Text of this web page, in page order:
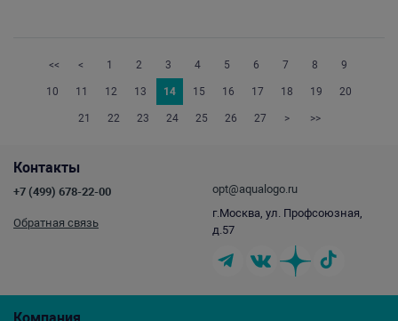
<< < 1 2 3 4 5 6 7 8 9
10 11 12 13 14 15 16 17 18 19 20
21 22 23 24 25 26 27 > >>
Контакты
+7 (499) 678-22-00
Обратная связь
opt@aqualogo.ru
г.Москва, ул. Профсоюзная,
д.57